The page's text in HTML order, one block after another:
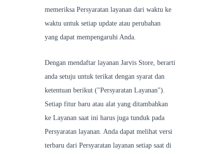
memeriksa Persyaratan layanan dari waktu ke
waktu untuk setiap update atau perubahan
yang dapat mempengaruhi Anda.
Dengan mendaftar layanan Jarvis Store, berarti
anda setuju untuk terikat dengan syarat dan
ketentuan berikut ("Persyaratan Layanan").
Setiap fitur baru atau alat yang ditambahkan
ke Layanan saat ini harus juga tunduk pada
Persyaratan layanan. Anda dapat melihat versi
terbaru dari Persyaratan layanan setiap saat di